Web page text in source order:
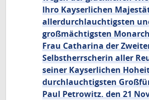
Ihro Kayserlichen
allerdurchlauchtigsten
großmächtigsten
Frau Catharina der
Selbstherrscherin aller
seiner Kayserlichen
durchlauchtigsten
Paul Petrowitz. den 21